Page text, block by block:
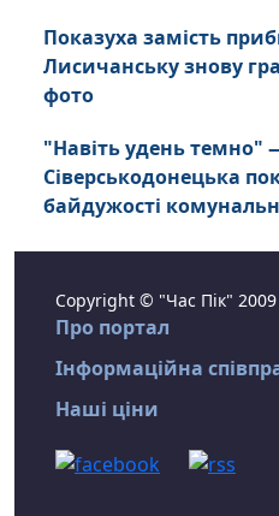
Показуха замість
Лисичанську знову
фото
"Навіть удень темно"
Сіверськодонецька
байдужості
Copyright © "Час Пік"
Про портал
Інформаційна
Наші ціни